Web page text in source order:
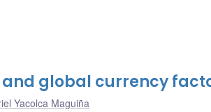
global currency
Yacolca Maguiña